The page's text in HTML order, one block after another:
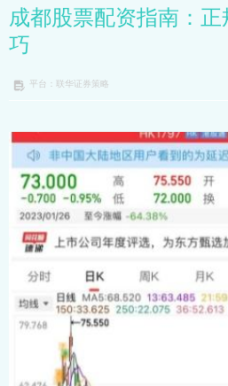
成都股票配资指南：
巧
平台：联华证券策略